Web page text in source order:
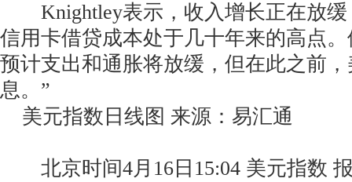
Knightley表示，收入增长正在放缓
信用卡借贷成本处于几十年来的高点
预计支出和通胀将放缓，但在此之前
息。”
美元指数日线图 来源：易汇通
北京时间4月16日15:04 美元指数